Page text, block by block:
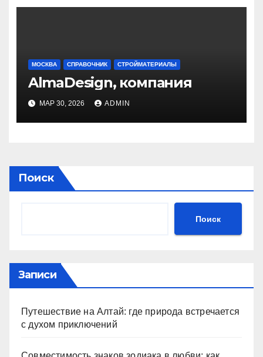
МОСКВА СПРАВОЧНИК СТРОЙМАТЕРИАЛЫ
AlmaDesign, компания
МАР 30, 2026 ADMIN
Поиск
Поиск
Записи
Путешествие на Алтай: где природа встречается
с духом приключений